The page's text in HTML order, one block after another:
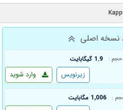
نسخه اصلی
حجم : 1.9 گیگابایت
وارد شوید زیرنویس
: 1,006 مگابایت